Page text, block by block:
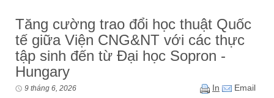
Tăng cường trao đổi học thuật Quốc
tế giữa Viện CNG&NT với các thực
tập sinh đến từ Đại học Sopron -
Hungary
9 tháng 6, 2026 In
Email